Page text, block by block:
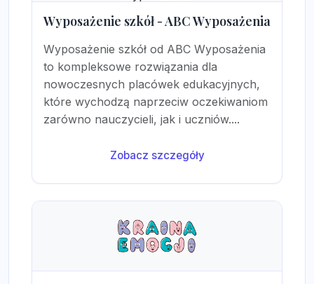
Wyposażenie szkół - ABC Wyposażenia
Wyposażenie szkół od ABC Wyposażenia
to kompleksowe rozwiązania dla
nowoczesnych placówek edukacyjnych,
które wychodzą naprzeciw oczekiwaniom
zarówno nauczycieli, jak i uczniów....
Zobacz szczegóły